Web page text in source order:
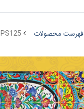
فهرست محصولات PS125